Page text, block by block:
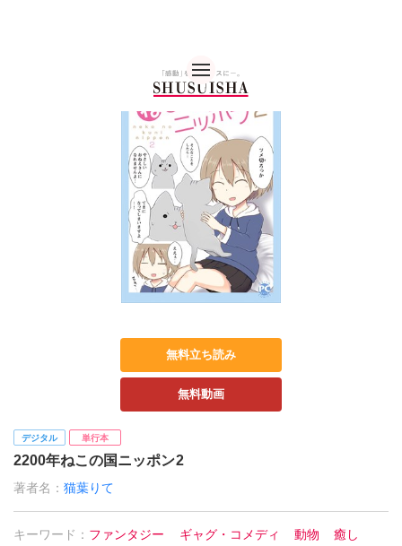
無料立ち読み
無料動画
デジタル 単行本
2200年ねこの国ニッポン2
著者名：猫葉りて
キーワード： ファンタジー ギャグ・コメディ 動物
癒し